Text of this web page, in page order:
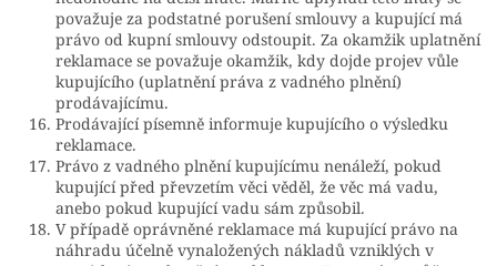
považuje za podstatné porušení smlouvy a kupující má
právo od kupní smlouvy odstoupit. Za okamžik uplatnění
reklamace se považuje okamžik, kdy dojde projev vůle
kupujícího (uplatnění práva z vadného plnění)
prodávajícímu.
Prodávající písemně informuje kupujícího o výsledku
reklamace.
Právo z vadného plnění kupujícímu nenáleží, pokud
kupující před převzetím věci věděl, že věc má vadu,
anebo pokud kupující vadu sám způsobil.
V případě oprávněné reklamace má kupující právo na
náhradu účelně vynaložených nákladů vzniklých v